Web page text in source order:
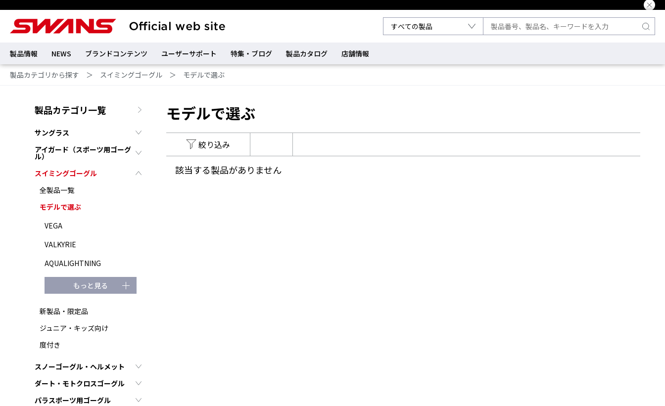
製品情報 NEWS ブランドコンテンツ ユーザーサポート 特集・ブログ 製品カタログ 店舗情報
製品カテゴリから探す ＞ スイミングゴーグル ＞ モデルで選ぶ
製品カテゴリ一覧
サングラス
アイガード（スポーツ用ゴーグ
ル）
スイミングゴーグル
全製品一覧
モデルで選ぶ
VEGA
VALKYRIE
AQUALIGHTNING
もっと見る
新製品・限定品
ジュニア・キッズ向け
度付き
スノーゴーグル・ヘルメット
ダート・モトクロスゴーグル
パラスポーツ用ゴーグル
モデルで選ぶ
絞り込み
該当する製品がありません